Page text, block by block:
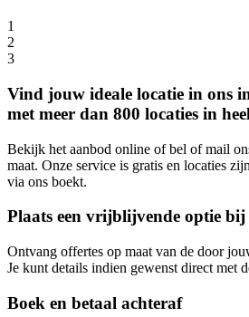
1
2
3
Vind jouw ideale locatie in ons
met meer dan 800 locaties in
Bekijk het aanbod online of bel of mail
maat. Onze service is gratis en locaties
via ons boekt.
Plaats een vrijblijvende optie bij
Ontvang offertes op maat van de door
Je kunt details indien gewenst direct met
Boek en betaal achteraf